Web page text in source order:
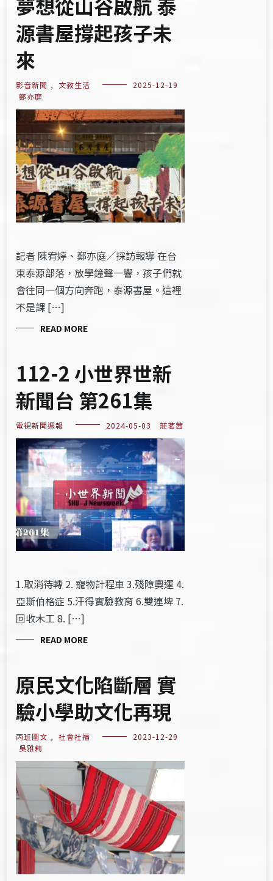
夢想從山谷啟航 泰
源書屋撐起孩子未
來
影音新聞 , 文教生活
2025-12-19
鄭亦庭
記者 陳宥婷、鄭亦庭／採訪報導 在台
東泰源部落，放學鐘聲一響，孩子們就
會往同一個方向奔跑，泰源書屋。這裡
不是課 […]
READ MORE
112-2 小世界世新
新聞台 第261集
電視新聞週報 2024-05-03 莊茗茜
1.取消待轉 2. 寵物計程車 3.殘障奧運 4.
亞斯伯格症 5.汗得實驗教育 6.雙連埤 7.
回收木工 8. […]
READ MORE
原民文化陷斷層 實
驗小學助文化再現
丙班圖文 , 社會社福
2023-12-29
吳雅莉